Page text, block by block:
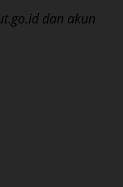
dan akun